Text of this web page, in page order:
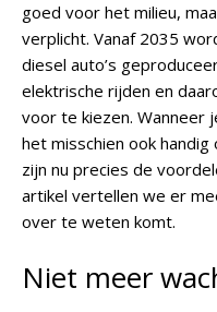
goed voor het milieu,
verplicht. Vanaf 2035
diesel auto’s
elektrische rijden en
voor te kiezen. Wanneer
het misschien ook handig
zijn nu precies de
artikel vertellen we er
over te weten komt.
Niet meer